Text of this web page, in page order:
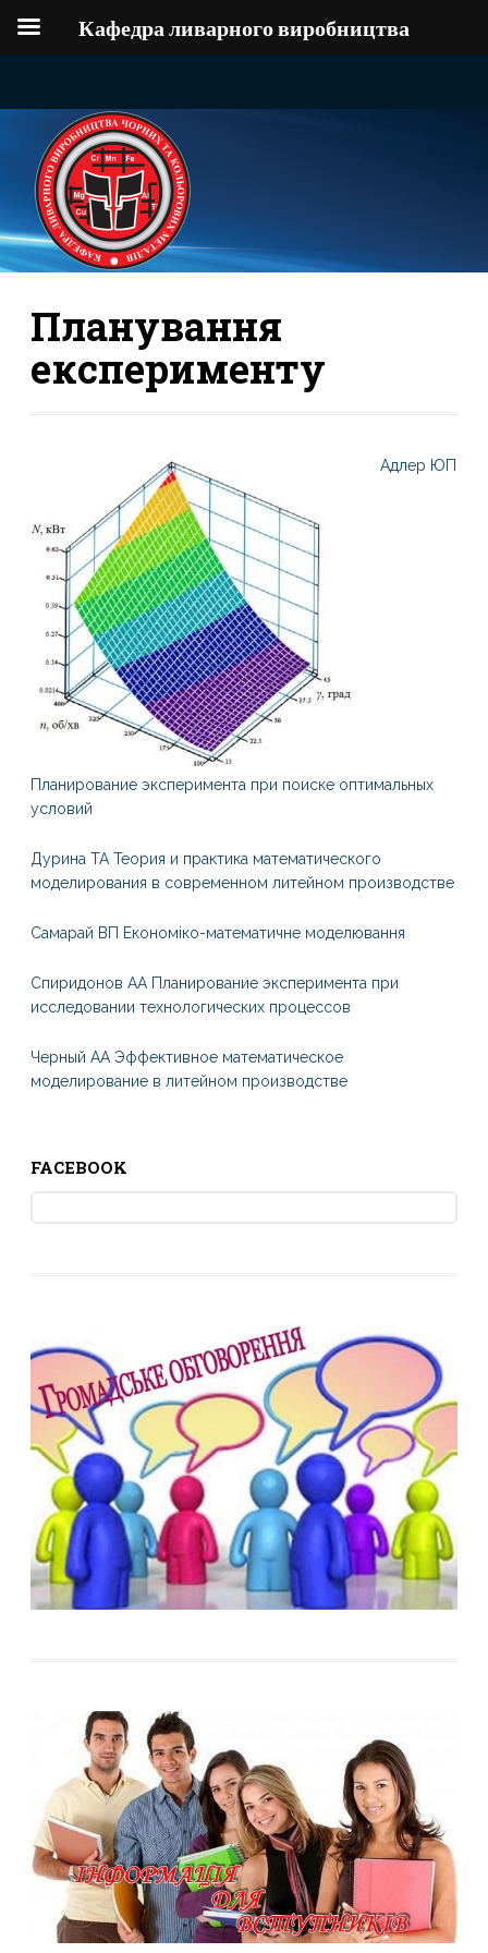
Планування
експерименту
Адлер ЮП
Планирование эксперимента при поиске оптимальных
условий
Дурина ТА Теория и практика математического
моделирования в современном литейном производстве
Самарай ВП Економіко-математичне моделювання
Спиридонов АА Планирование эксперимента при
исследовании технологических процессов
Черный АА Эффективное математическое
моделирование в литейном производстве
FACEBOOK
Кафедра ливарного виробництва